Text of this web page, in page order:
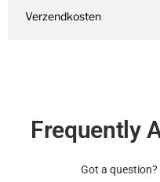
Verzendkosten
Frequently
Got a question?